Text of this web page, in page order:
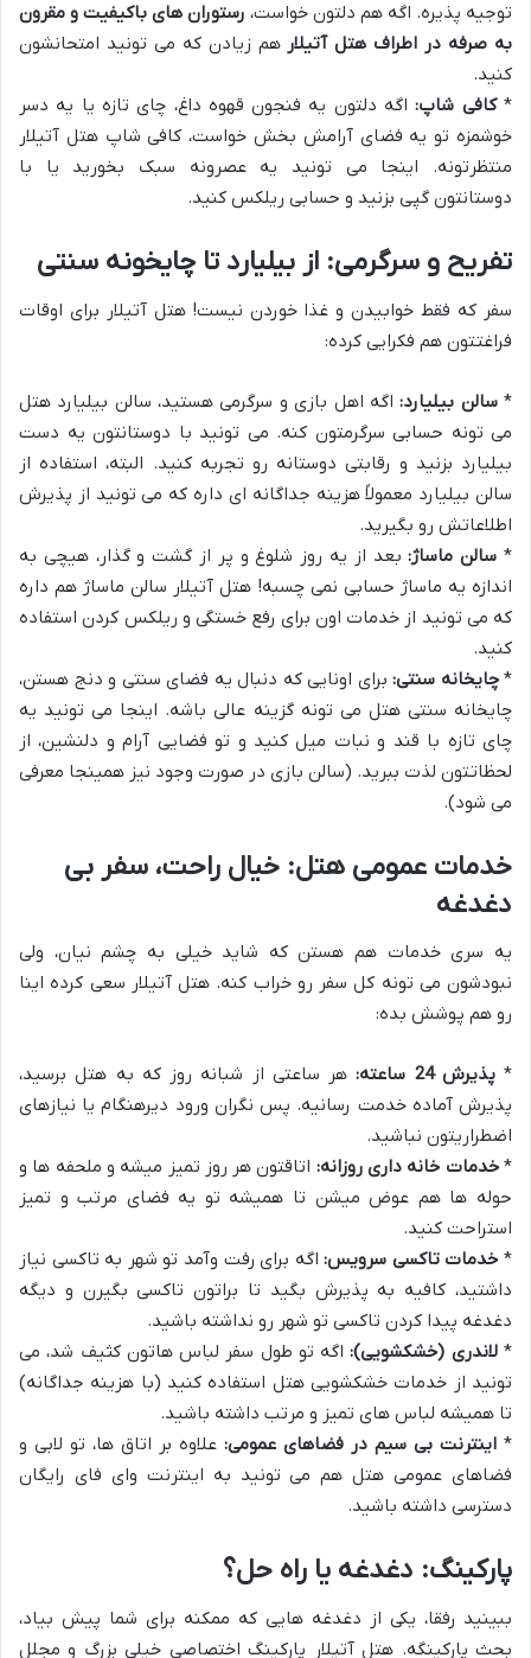
توجیه پذیره. اگه هم دلتون خواست، رستوران های باکیفیت و مقرون
به صرفه در اطراف هتل آتیلار هم زیادن که می تونید امتحانشون
کنید.
*کافی شاپ:اگه دلتون یه فنجون قهوه داغ، چای تازه یا یه دسر
خوشمزه تو یه فضای آرامش بخش خواست، کافی شاپ هتل آتیلار
منتظرتونه. اینجا می تونید یه عصرونه سبک بخورید یا با
دوستانتون گپی بزنید و حسابی ریلکس کنید.
تفریح و سرگرمی: از بیلیارد تا چایخونه سنتی
سفر که فقط خوابیدن و غذا خوردن نیست! هتل آتیلار برای اوقات
فراغتتون هم فکرایی کرده:
*سالن بیلیارد:اگه اهل بازی و سرگرمی هستید، سالن بیلیارد هتل
می تونه حسابی سرگرمتون کنه. می تونید با دوستانتون یه دست
بیلیارد بزنید و رقابتی دوستانه رو تجربه کنید. البته، استفاده از
سالن بیلیارد معمولاً هزینه جداگانه ای داره که می تونید از پذیرش
اطلاعاتش رو بگیرید.
* سالن ماساژ:بعد از یه روز شلوغ و پر از گشت و گذار، هیچی به
اندازه یه ماساژ حسابی نمی چسبه! هتل آتیلار سالن ماساژ هم داره
که می تونید از خدمات اون برای رفع خستگی و ریلکس کردن استفاده
کنید.
*چایخانه سنتی: برای اونایی که دنبال یه فضای سنتی و دنج هستن،
چایخانه سنتی هتل می تونه گزینه عالی باشه. اینجا می تونید یه
چای تازه با قند و نبات میل کنید و تو فضایی آرام و دلنشین، از
لحظاتتون لذت ببرید. (سالن بازی در صورت وجود نیز همینجا معرفی
می شود).
خدمات عمومی هتل: خیال راحت، سفر بی
دغدغه
یه سری خدمات هم هستن که شاید خیلی به چشم نیان، ولی
نبودشون می تونه کل سفر رو خراب کنه. هتل آتیلار سعی کرده اینا
رو هم پوشش بده:
*پذیرش 24 ساعته:
هر ساعتی از شبانه روز که به هتل برسید،
پذیرش آماده خدمت رسانیه. پس نگران ورود دیرهنگام یا نیازهای
اضطراریتون نباشید.
*خدمات خانه داری روزانه: اتاقتون هر روز تمیز میشه و ملحفه ها و
حوله ها هم عوض میشن تا همیشه تو یه فضای مرتب و تمیز
استراحت کنید.
* خدمات تاکسی سرویس:اگه برای رفت وآمد تو شهر به تاکسی نیاز
داشتید، کافیه به پذیرش بگید تا براتون تاکسی بگیرن و دیگه
دغدغه پیدا کردن تاکسی تو شهر رو نداشته باشید.
*لاندری (خشکشویی):اگه تو طول سفر لباس هاتون کثیف شد، می
تونید از خدمات خشکشویی هتل استفاده کنید (با هزینه جداگانه)
تا همیشه لباس های تمیز و مرتب داشته باشید.
* اینترنت بی سیم در فضاهای عمومی: علاوه بر اتاق ها، تو لابی و
فضاهای عمومی هتل هم می تونید به اینترنت وای فای رایگان
دسترسی داشته باشید.
پارکینگ: دغدغه یا راه حل؟
ببینید رفقا، یکی از دغدغه هایی که ممکنه برای شما پیش بیاد،
بحث پارکینگه. هتل آتیلار پارکینگ اختصاصی خیلی بزرگ و مجلل